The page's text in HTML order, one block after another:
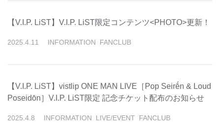
【V.I.P. LiST】V.I.P. LiST限定コンテンツ<PHOTO>更新！
2025 4 11 INFORMATION FANCLUB
【V.I.P. LiST】vistlip ONE MAN LIVE［Pop Seirḗn & Loud
Poseidōn］V.I.P. LiST限定 記念チケット配布のお知らせ
2025 4 8 INFORMATION LIVE/EVENT FANCLUB